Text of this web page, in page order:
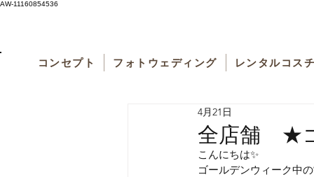
AW-11160854536
コンセプト フォトウェディング レンタルコス
全店舗 ★
4月21日
こんにちは✨
ゴールデンウィーク中